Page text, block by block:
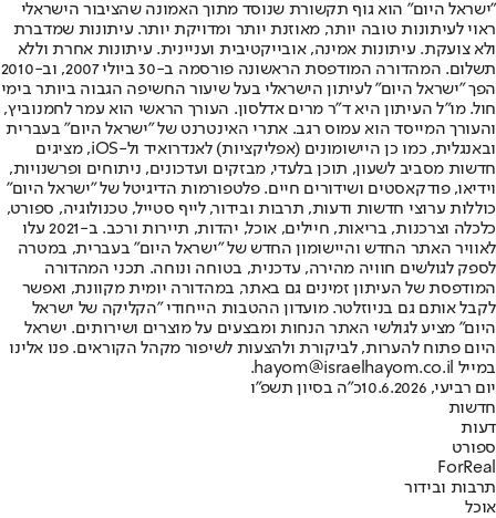
"ישראל היום" הוא גוף תקשורת שנוסד מתוך האמונה שהציבור הישראלי
ראוי לעיתונות טובה יותר, מאוזנת יותר ומדויקת יותר. עיתונות שמדברת
ולא צועקת. עיתונות אמינה, אובייקטיבית ועניינית. עיתונות אחרת וללא
תשלום. המהדורה המודפסת הראשונה פורסמה ב-30 ביולי 2007, וב-2010
הפך "ישראל היום" לעיתון הישראלי בעל שיעור החשיפה הגבוה ביותר בימי
חול. מו"ל העיתון היא ד"ר מרים אדלסון. העורך הראשי הוא עמר לחמנוביץ,
והעורך המייסד הוא עמוס רגב. אתרי האינטרנט של "ישראל היום" בעברית
ובאנגלית, כמו כן היישומונים (אפליקציות) לאנדרואיד ול-iOS, מציגים
חדשות מסביב לשעון, תוכן בלעדי, מבזקים ועדכונים, ניתוחים ופרשנויות,
וידיאו, פודקאסטים ושידורים חיים. פלטפורמות הדיגיטל של "ישראל היום"
כוללות ערוצי חדשות ודעות, תרבות ובידור, לייף סטייל, טכנולוגיה, ספורט,
כלכלה וצרכנות, בריאות, חיילים, אוכל, יהדות, תיירות ורכב. ב-2021 עלו
לאוויר האתר החדש והיישומון החדש של "ישראל היום" בעברית, במטרה
לספק לגולשים חוויה מהירה, עדכנית, בטוחה ונוחה. תכני המהדורה
המודפסת של העיתון זמינים גם באתר, במהדורה יומית מקוונת, ואפשר
לקבל אותם גם בניוזלטר. מועדון ההטבות הייחודי "הקליקה של ישראל
היום" מציע לגולשי האתר הנחות ומבצעים על מוצרים ושירותים. ישראל
היום פתוח להערות, לביקורת ולהצעות לשיפור מקהל הקוראים. פנו אלינו
במייל hayom@israelhayom.co.il.
יום רביעי, 10.6.2026
כ"ה בסיון תשפ"ו
חדשות
דעות
ספורט
ForReal
תרבות ובידור
אוכל